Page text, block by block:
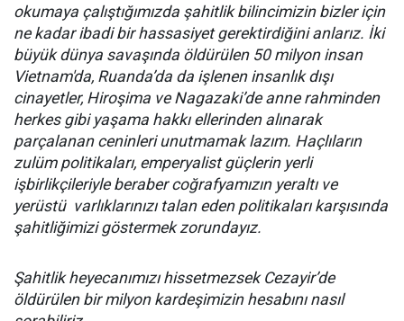
okumaya çalıştığımızda şahitlik bilincimizin bizler için
ne kadar ibadi bir hassasiyet gerektirdiğini anlarız. İki
büyük dünya savaşında öldürülen 50 milyon insan
Vietnam'da, Ruanda’da da işlenen insanlık dışı
cinayetler, Hiroşima ve Nagazaki’de anne rahminden
herkes gibi yaşama hakkı ellerinden alınarak
parçalanan ceninleri unutmamak lazım. Haçlıların
zulüm politikaları, emperyalist güçlerin yerli
işbirlikçileriyle beraber coğrafyamızın yeraltı ve
yerüstü varlıklarınızı talan eden politikaları karşısında
şahitliğimizi göstermek zorundayız.
Şahitlik heyecanımızı hissetmezsek Cezayir’de
öldürülen bir milyon kardeşimizin hesabını nasıl